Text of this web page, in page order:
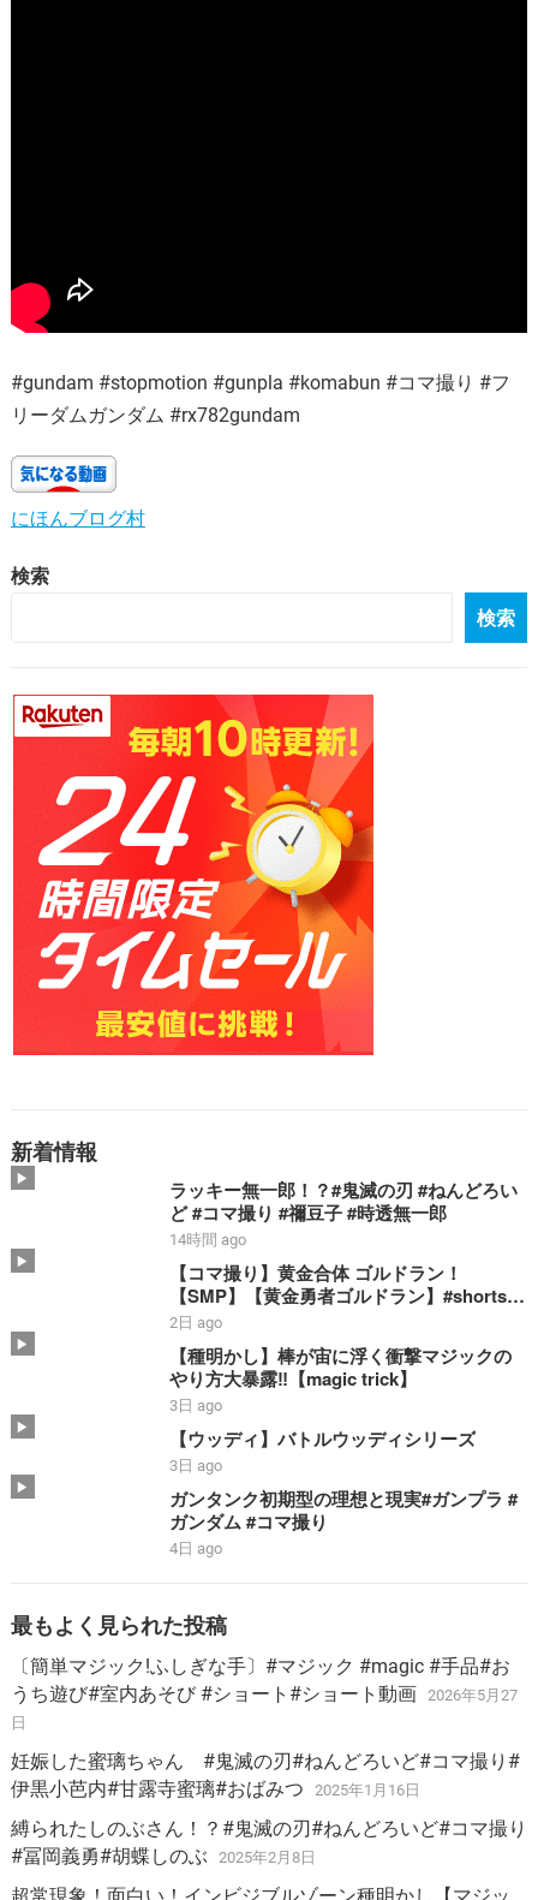
#gundam #stopmotion #gunpla #komabun #コマ撮り #フ
リーダムガンダム #rx782gundam
にほんブログ村
検索
検索
新着情報
ラッキー無一郎！？#鬼滅の刃 #ねんどろい
ど #コマ撮り #禰豆子 #時透無一郎
14時間 ago
【コマ撮り】黄金合体 ゴルドラン！
【SMP】【黄金勇者ゴルドラン】#shorts #
ゴルドラン #smp #stopmotion #黄金合体
＃勇者 #bandai
2日 ago
【種明かし】棒が宙に浮く衝撃マジックの
やり方大暴露‼️【magic trick】
3日 ago
【ウッディ】バトルウッディシリーズ
3日 ago
ガンタンク初期型の理想と現実#ガンプラ #
ガンダム #コマ撮り
4日 ago
最もよく見られた投稿
〔簡単マジック!ふしぎな手〕#マジック #magic #手品#お
うち遊び#室内あそび #ショート#ショート動画
2026年5月27
日
妊娠した蜜璃ちゃん #鬼滅の刃#ねんどろいど#コマ撮り#
伊黒小芭内#甘露寺蜜璃#おばみつ
2025年1月16日
縛られたしのぶさん！？#鬼滅の刃#ねんどろいど#コマ撮り
#冨岡義勇#胡蝶しのぶ
2025年2月8日